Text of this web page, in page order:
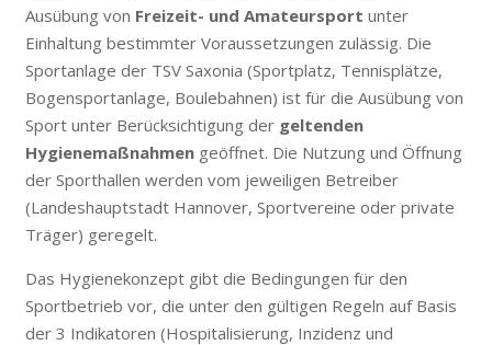
Ausübung von Freizeit- und Amateursport unter
Einhaltung bestimmter Voraussetzungen zulässig. Die
Sportanlage der TSV Saxonia (Sportplatz, Tennisplätze,
Bogensportanlage, Boulebahnen) ist für die Ausübung von
Sport unter Berücksichtigung der geltenden
Hygienemaßnahmengeöffnet. Die Nutzung und Öffnung
der Sporthallen werden vom jeweiligen Betreiber
(Landeshauptstadt Hannover, Sportvereine oder private
Träger) geregelt.
Das Hygienekonzept gibt die Bedingungen für den
Sportbetrieb vor, die unter den gültigen Regeln auf Basis
der 3 Indikatoren (Hospitalisierung, Inzidenz und